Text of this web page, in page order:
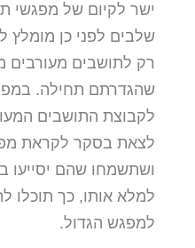
ישר לקיום של מפגשי
שלבים לפני כן מומלץ
רק לתושבים מעורבים
שהגדרתם תחילה.
לקבוצת התושבים
לצאת בסקר לקראת
ושתשמחו שהם יסייעו
למלא אותו, כך תוכלו
למפגש הגדול.